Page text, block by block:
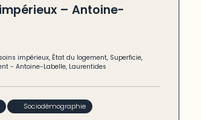
– Antoine-
impérieux, État du logement, Superficie,
-Antoine-Labelle, Laurentides
Sociodémographie